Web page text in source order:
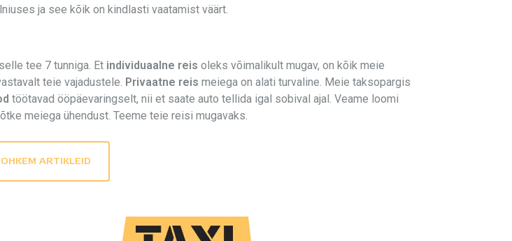
ja see kõik on kindlasti vaatamist väärt.
tee 7 tunniga. Et individuaalne reis oleks võimalikult mugav, on kõik meie
teie vajadustele. Privaatne reis meiega on alati turvaline. Meie taksopargis
töötavad ööpäevaringselt, nii et saate auto tellida igal sobival ajal. Veame loomi
meiega ühendust. Teeme teie reisi mugavaks.
ARTIKLEID